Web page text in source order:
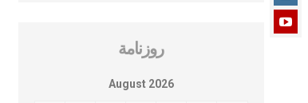
روزنامة
August 2026